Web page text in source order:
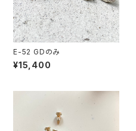
E-52 GDのみ
¥15,400